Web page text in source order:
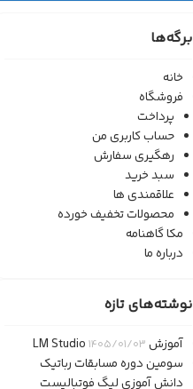
برگه‌ها
خانه
فروشگاه
پرداخت
حساب کاربری من
رهگیری سفارش
سبد خرید
علاقمندی ها
محصولات تخفیف خورده
مکا گاهنامه
درباره ما
نوشته‌های تازه
آموزش LM Studio 1405/01/03
سومین دوره مسابقات رباتیک
دانش آموزی لیگ فوتبالیست